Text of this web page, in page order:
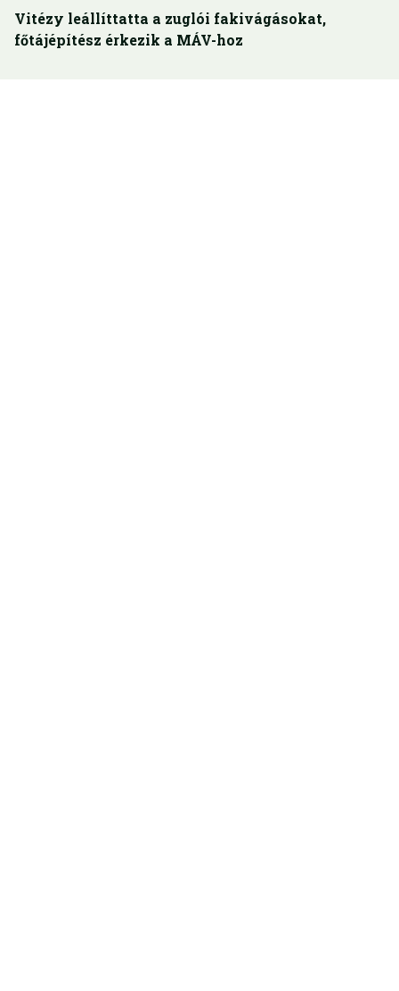
Vitézy leállíttatta a zuglói fakivágásokat,
főtájépítész érkezik a MÁV-hoz